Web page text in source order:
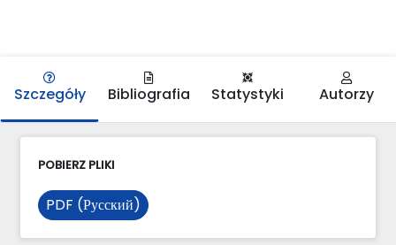
Szczegóły Bibliografia Statystyki Autorzy
POBIERZ PLIKI
PDF (Русский)